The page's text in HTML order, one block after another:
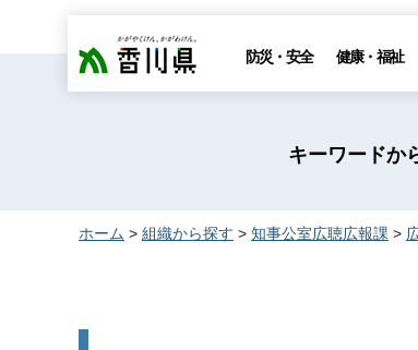
香川県 防災・安全 健康・福祉
キーワードか
ホーム > 組織から探す > 知事公室広聴広報課 >